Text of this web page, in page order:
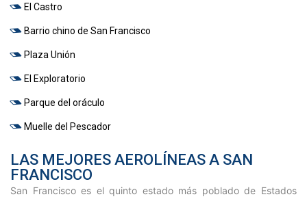
El Castro
Barrio chino de San Francisco
Plaza Unión
El Exploratorio
Parque del oráculo
Muelle del Pescador
LAS MEJORES AEROLÍNEAS A SAN
FRANCISCO
San Francisco es el quinto estado más poblado de Estados